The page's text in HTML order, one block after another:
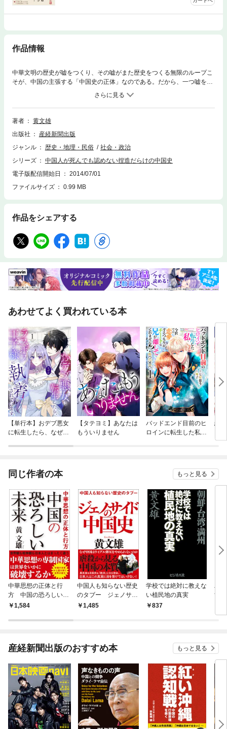
作品情報
中華文明の歴史が嘘をつくり、その嘘がまた歴史をつくる無限のループこ
そが、中国の主張する「中国史の正体」なのである。だから、一つ嘘を認
めれば、歴史を誇る「中国」は足下から崩れることになる。中国の歴史と
は巨大な嘘なのである。だからこそ、中国人は死んでも真実の歴史を認め
ない。
著者
黄文雄
出版社
産経新聞出版
ジャンル
歴史・地理・民俗
社会・政治
シリーズ
中国人が死んでも認めない捏造だらけの中国史
電子版配信開始日
2014/07/01
ファイルサイズ
0.99 MB
作品をシェアする
あわせてよく買われている本
【単行本】おデブ悪女
に転生したら、なぜか
【タテヨミ】あなたは
もういりません
バッドエンド目前のヒ
ロインに転生した私、
結
同じ作者の本 もっと見る
中華思想の正体と行
方 中国の恐ろしい未
来1,584
中国人も知らない歴史
のタブー ジェノサイ
ドの中国史
1,485
学校では絶対に教えな
い植民地の真実
837
バ
す
方
産経新聞出版のおすすめ本 もっと見る